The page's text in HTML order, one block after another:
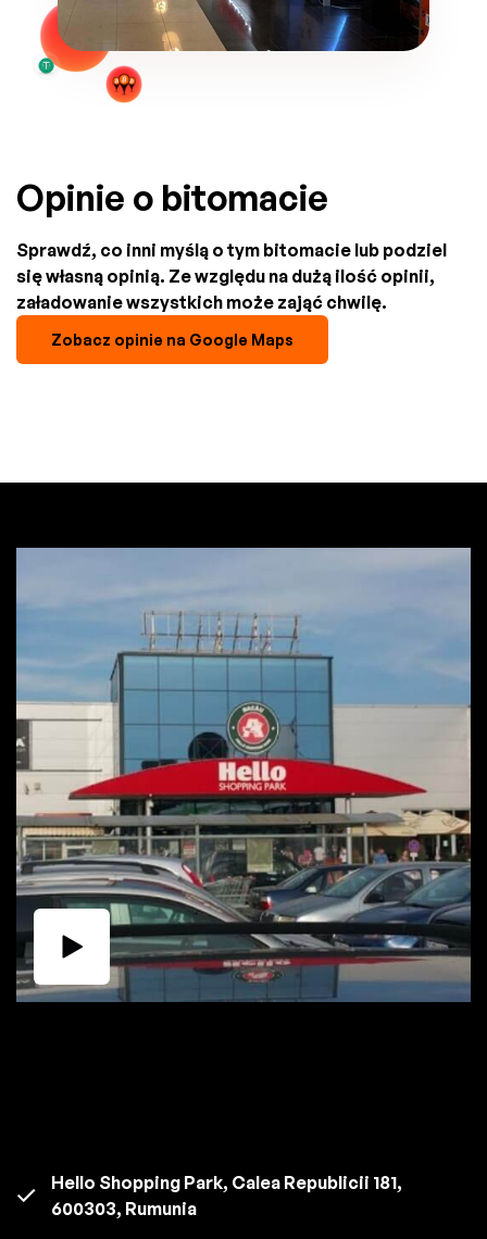
Opinie o bitomacie
Sprawdź, co inni myślą o tym bitomacie lub podziel
się własną opinią. Ze względu na dużą ilość opinii,
załadowanie wszystkich może zająć chwilę.
Zobacz opinie na Google Maps
Hello Shopping Park, Calea Republicii 181,
600303, Rumunia